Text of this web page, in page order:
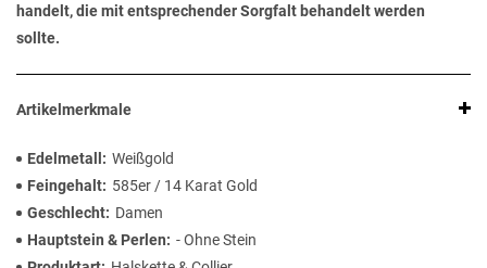
handelt, die mit entsprechender Sorgfalt behandelt werden
sollte.
Artikelmerkmale
Edelmetall
Weißgold
Feingehalt
585er / 14 Karat Gold
Geschlecht
Damen
Hauptstein & Perlen
- Ohne Stein